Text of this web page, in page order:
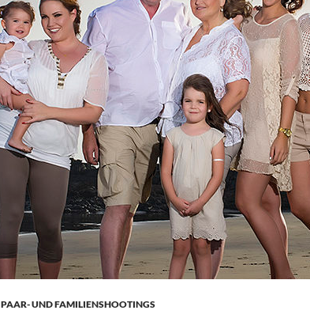
PAAR- UND FAMILIENSHOOTINGS